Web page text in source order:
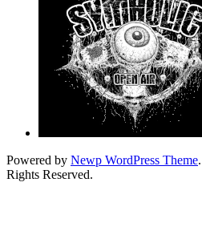
Powered by Newp WordPress Theme.
Rights Reserved.